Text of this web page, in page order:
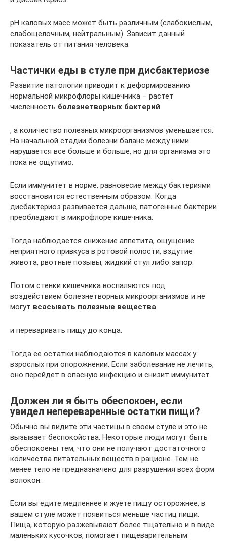
рН каловых масс может быть различным (слабокислым,
слабощелочным, нейтральным). Зависит данный
показатель от питания человека.
Частички еды в стуле при дисбактериозе
Развитие патологии приводит к деформированию
нормальной микрофлоры кишечника – растет
численность болезнетворных бактерий
, а количество полезных микроорганизмов уменьшается.
На начальной стадии болезни баланс между ними
нарушается все больше и больше, но для организма это
пока не ощутимо.
Если иммунитет в норме, равновесие между бактериями
восстановится естественным образом. Когда
дисбактериоз развивается дальше, патогенные бактерии
преобладают в микрофлоре кишечника.
Тогда наблюдается снижение аппетита, ощущение
неприятного привкуса в ротовой полости, вздутие
живота, рвотные позывы, жидкий стул либо запор.
Потом стенки кишечника воспаляются под
воздействием болезнетворных микроорганизмов и не
могут всасывать полезные вещества
и переваривать пищу до конца.
Тогда ее остатки наблюдаются в каловых массах у
взрослых при опорожнении. Если заболевание не лечить,
оно перейдет в опасную инфекцию и снизит иммунитет.
Должен ли я быть обеспокоен, если
увидел непереваренные остатки пищи?
Обычно вы видите эти частицы в своем стуле и это не
вызывает беспокойства. Некоторые люди могут быть
обеспокоены тем, что они не получают достаточного
количества питательных веществ в рационе. Тем не
менее тело не предназначено для разрушения всех форм
волокон.
Если вы едите медленнее и жуете пищу осторожнее, в
вашем стуле может появиться меньше частиц пищи.
Пища, которую разжевывают более тщательно и в виде
маленьких кусочков, помогает пищеварительным